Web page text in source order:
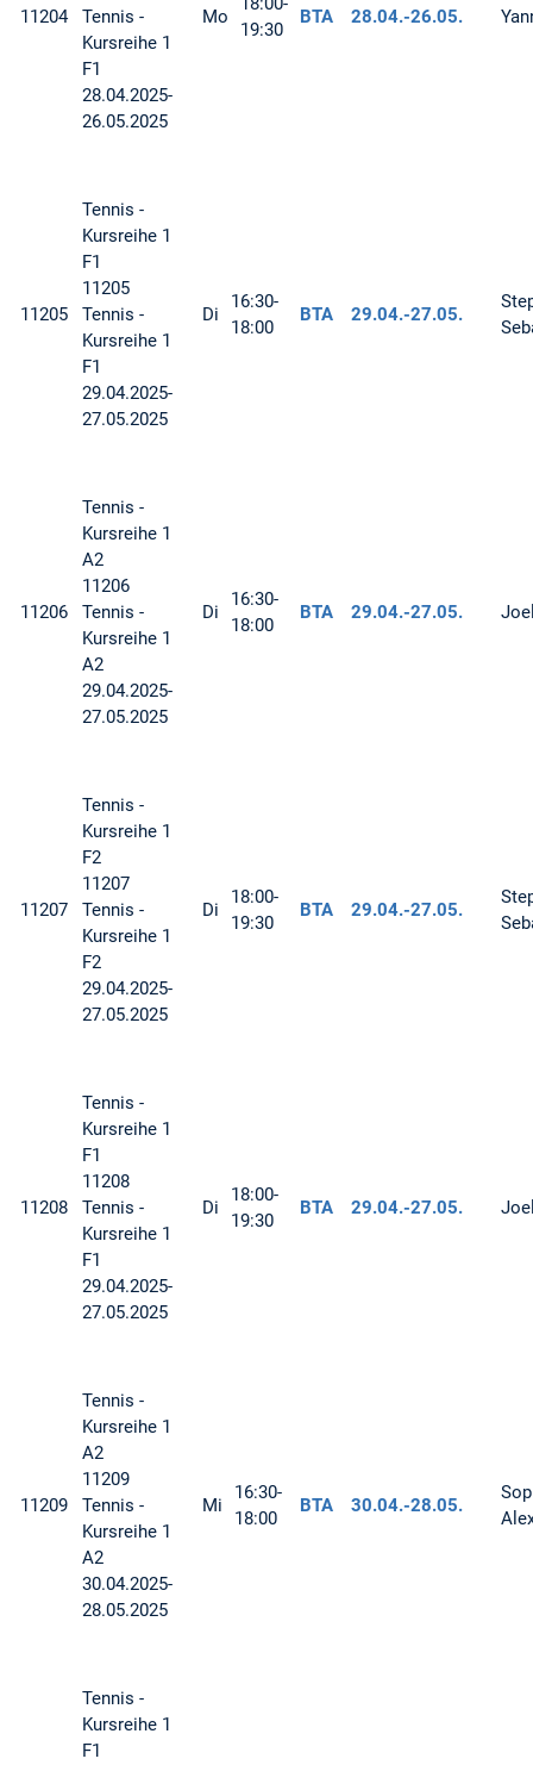
11204
Tennis -
Kursreihe 1
F1
28.04.2025-
26.05.2025
Mo
19:30
BTA 28.04.-26.05.
11205
Tennis -
Kursreihe 1
F1
11205
Tennis -
Kursreihe 1
F1
29.04.2025-
27.05.2025
Di
16:30-
18:00
BTA 29.04.-27.05.
11206
Tennis -
Kursreihe 1
A2
11206
Tennis -
Kursreihe 1
A2
29.04.2025-
27.05.2025
Di
16:30-
18:00
BTA 29.04.-27.05.
11207
Tennis -
Kursreihe 1
F2
11207
Tennis -
Kursreihe 1
F2
29.04.2025-
27.05.2025
Di
18:00-
19:30
BTA 29.04.-27.05.
11208
Tennis -
Kursreihe 1
F1
11208
Tennis -
Kursreihe 1
F1
29.04.2025-
27.05.2025
Di
18:00-
19:30
BTA 29.04.-27.05.
11209
Tennis -
Kursreihe 1
A2
11209
Tennis -
Kursreihe 1
A2
30.04.2025-
28.05.2025
Mi
16:30-
18:00
BTA 30.04.-28.05.
Tennis -
Kursreihe 1
F1